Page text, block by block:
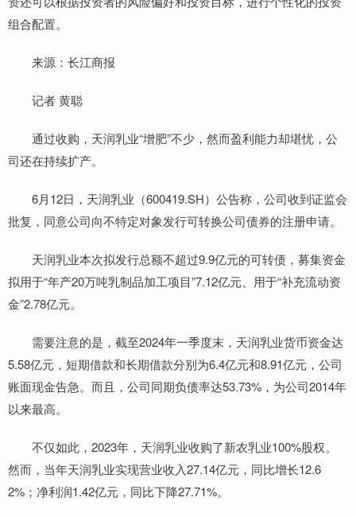
组合配置。
来源：长江商报
记者 黄聪
通过收购，天润乳业“增肥”不少，然而盈利能力却堪忧，公
司还在持续扩产。
6月12日，天润乳业（600419.SH）公告称，公司收到证监会
批复，同意公司向不特定对象发行可转换公司债券的注册申请。
天润乳业本次拟发行总额不超过9.9亿元的可转债，募集资金
拟用于“年产20万吨乳制品加工项目”7.12亿元、用于“补充流动资
金”2.78亿元。
需要注意的是，截至2024年一季度末，天润乳业货币资金达
5.58亿元，短期借款和长期借款分别为6.4亿元和8.91亿元，公司
账面现金告急。而且，公司同期负债率达53.73%，为公司2014年
以来最高。
不仅如此，2023年，天润乳业收购了新农乳业100%股权。
然而，当年天润乳业实现营业收入27.14亿元，同比增长12.6
2%；净利润1.42亿元，同比下降27.71%。